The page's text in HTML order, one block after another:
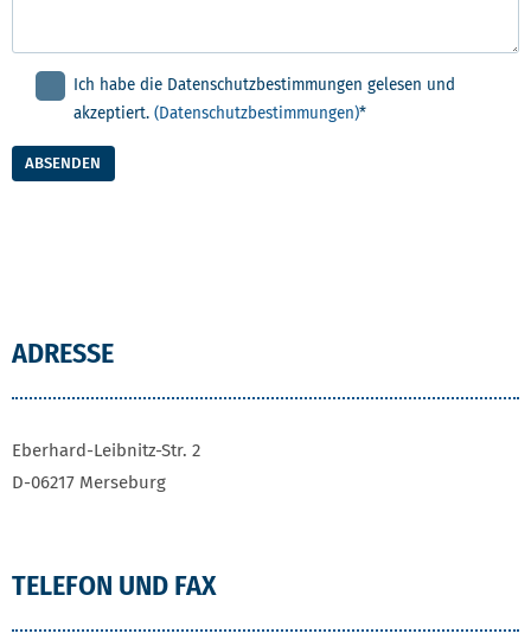
Ich habe die Datenschutzbestimmungen gelesen und
akzeptiert. (Datenschutzbestimmungen)*
ABSENDEN
ADRESSE
Eberhard-Leibnitz-Str. 2
D-06217 Merseburg
TELEFON UND FAX